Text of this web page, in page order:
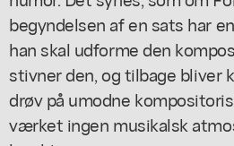
begyndelsen af en sats har
han skal udforme den
stivner den, og tilbage bliver
drøv på umodne
værket ingen musikalsk